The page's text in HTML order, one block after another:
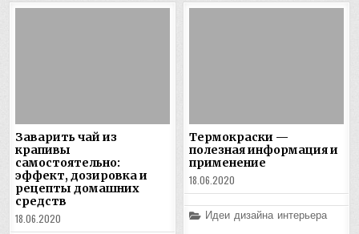
Заварить чай из
крапивы
самостоятельно:
эффект, дозировка и
рецепты домашних
средств
18.06.2020
Термокраски —
полезная информация и
применение
18.06.2020
Posted
in
Идеи дизайна интерьера